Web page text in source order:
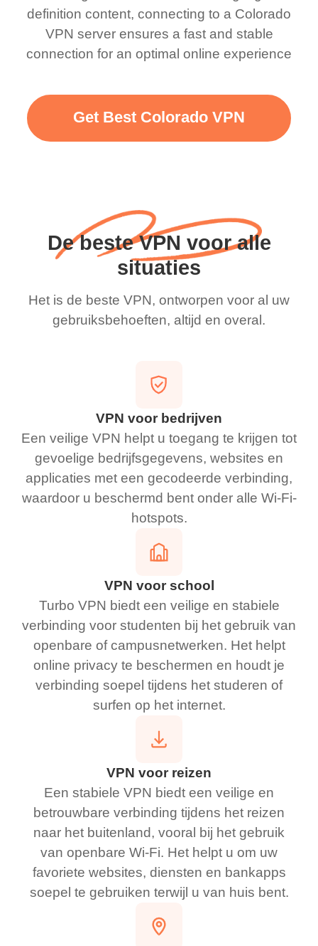
definition content, connecting to a Colorado
VPN server ensures a fast and stable
connection for an optimal online experience
Get Best Colorado VPN
De beste VPN voor alle
situaties
Het is de beste VPN, ontworpen voor al uw
gebruiksbehoeften, altijd en overal.
VPN voor bedrijven
Een veilige VPN helpt u toegang te krijgen tot
gevoelige bedrijfsgegevens, websites en
applicaties met een gecodeerde verbinding,
waardoor u beschermd bent onder alle Wi-Fi-
hotspots.
VPN voor school
Turbo VPN biedt een veilige en stabiele
verbinding voor studenten bij het gebruik van
openbare of campusnetwerken. Het helpt
online privacy te beschermen en houdt je
verbinding soepel tijdens het studeren of
surfen op het internet.
VPN voor reizen
Een stabiele VPN biedt een veilige en
betrouwbare verbinding tijdens het reizen
naar het buitenland, vooral bij het gebruik
van openbare Wi-Fi. Het helpt u om uw
favoriete websites, diensten en bankapps
soepel te gebruiken terwijl u van huis bent.